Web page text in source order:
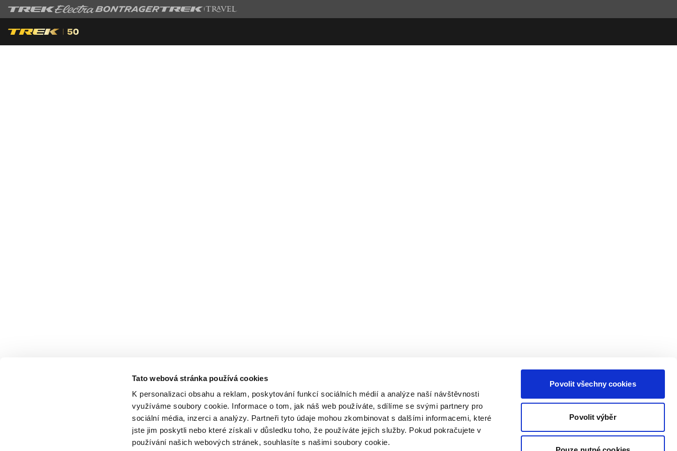
Tato webová stránka používá cookies
K personalizaci obsahu a reklam, poskytování funkcí sociálních médií a analýze naší návštěvnosti
využíváme soubory cookie. Informace o tom, jak náš web používáte, sdílíme se svými partnery pro
sociální média, inzerci a analýzy. Partneři tyto údaje mohou zkombinovat s dalšími informacemi, které
jste jim poskytli nebo které získali v důsledku toho, že používáte jejich služby. Pokud pokračujete v
používání našich webových stránek, souhlasíte s našimi soubory cookie.
Povolit všechny cookies
Povolit výběr